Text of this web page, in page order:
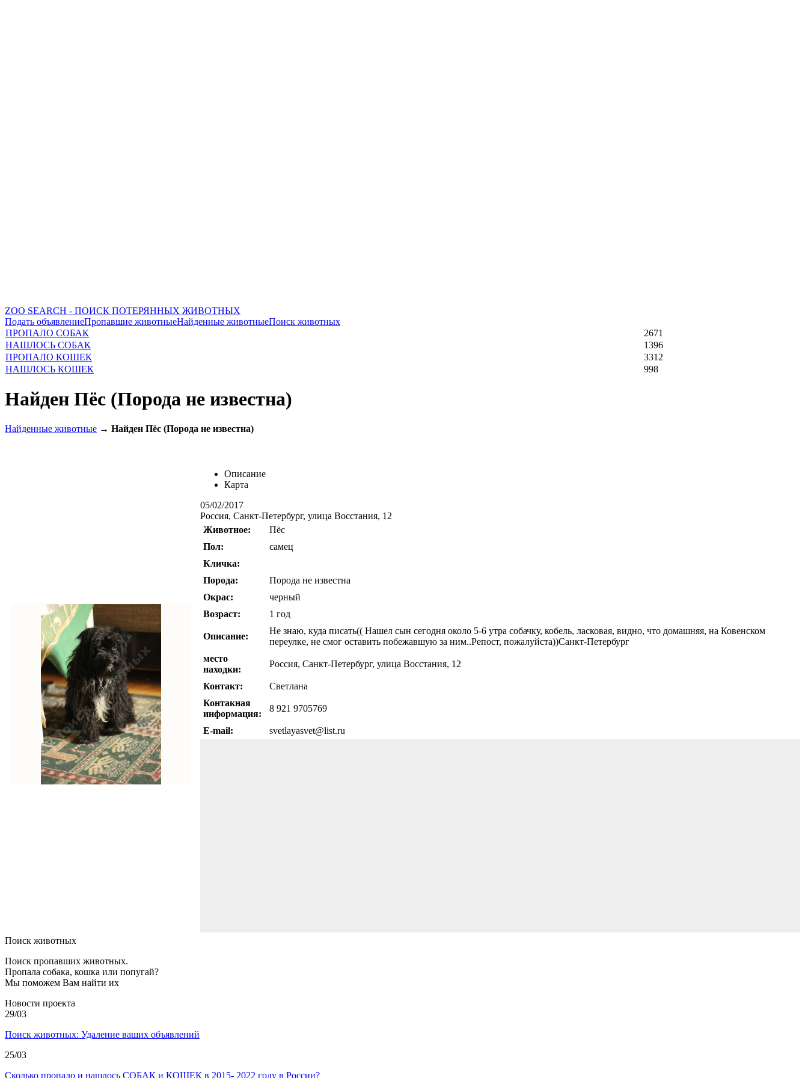
ZOO SEARCH - ПОИСК ПОТЕРЯННЫХ ЖИВОТНЫХ
Подать объявлениеПропавшие животныеНайденные животныеПоиск животных
ПРОПАЛО СОБАК
2671
НАШЛОСЬ СОБАК
1396
ПРОПАЛО КОШЕК
3312
НАШЛОСЬ КОШЕК
998
Найден Пёс (Порода не известна)
Найденные животные → Найден Пёс (Порода не известна)
Описание
Карта
05/02/2017
Россия, Санкт-Петербург, улица Восстания, 12
Животное:
Пёс
Пол:
самец
Кличка:
Порода:
Порода не известна
Окрас:
черный
Возраст:
1 год
Описание:
Не знаю, куда писать(( Нашел сын сегодня около 5-6 утра собачку, кобель, ласковая, видно, что домашняя, на Ковенском
переулке, не смог оставить побежавшую за ним..Репост, пожалуйста))Санкт-Петербург
место
находки:
Россия, Санкт-Петербург, улица Восстания, 12
Контакт:
Светлана
Контакная
информация:
8 921 9705769
E-mail: svetlayasvet@list.ru
Поиск животных
Поиск пропавших животных.
Пропала собака, кошка или попугай?
Мы поможем Вам найти их
Новости проекта
29/03
Поиск животных: Удаление ваших объявлений
25/03
Сколько пропало и нашлось СОБАК и КОШЕК в 2015- 2022 году в России?